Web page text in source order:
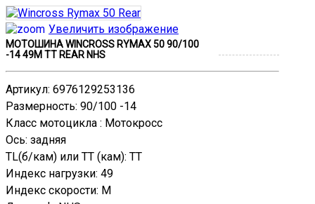
Увеличить изображение
МОТОШИНА WINCROSS RYMAX 50 90/100
-14 49M TT REAR NHS
Артикул: 6976129253136
Размерность: 90/100 -14
Класс мотоцикла : Мотокросс
Ось: задняя
TL(б/кам) или TT (кам): TT
Индекс нагрузки: 49
Индекс скорости: M